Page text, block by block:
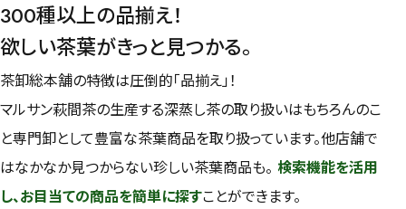
300種以上の品揃え！
欲しい茶葉がきっと見つかる。
茶卸総本舗の特徴は圧倒的「品揃え」！
マルサン萩間茶の生産する深蒸し茶の取り扱いはもちろんのこ
と専門卸として豊富な茶葉商品を取り扱っています。他店舗で
はなかなか見つからない珍しい茶葉商品も。 検索機能を活用
し、お目当ての商品を簡単に探すことができます。